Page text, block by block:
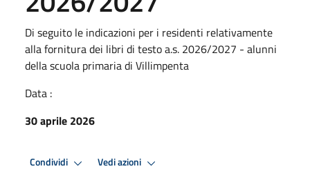
Di seguito le indicazioni per i residenti relativamente
alla fornitura dei libri di testo a.s. 2026/2027 - alunni
della scuola primaria di Villimpenta
Data :
30 aprile 2026
Condividi Vedi azioni